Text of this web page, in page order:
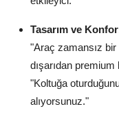
Tasarım ve Konfor
"Araç zamansız
dışarıdan
"Koltuğa
alıyorsunuz."